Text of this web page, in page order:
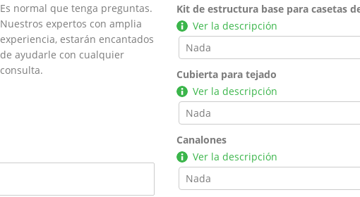
Es normal que tenga preguntas.
Nuestros expertos con amplia
experiencia, estarán encantados
de ayudarle con cualquier
consulta.
Kit de estructura base para casetas
Ver la descripción
Cubierta para tejado
Ver la descripción
Canalones
Ver la descripción